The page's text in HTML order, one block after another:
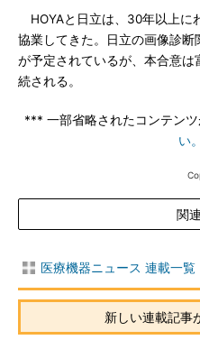
HOYAと日立は、30年以上に
協業してきた。日立の画像診
が予定されているが、本合意
続される。
*** 一部省略されたコンテンツ
い。
関
医療機器ニュース 連載一覧
新しい連載記事